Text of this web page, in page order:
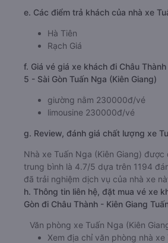
e. Các điểm trả khách của nhà xe
Hà Tiên
Rạch Giá
f. Giá vé giá xe khách đi Châu
5 - Sài Gòn Tuấn Nga (Kiên Giang)
giường nằm 230000đ/vé
limousine 230000đ/vé
g. Review, đánh giá chất lượng xe
Nhà xe Tuấn Nga (Kiên Giang) được
trung bình là 4.7/5 dựa trên 1194
đã trải nghiệm dịch vụ của nhà xe
h. Thông tin liên hệ, đặt mua vé xe
Gòn đi Châu Thành - Kiên Giang
Văn phòng xe Tuấn Nga (Kiên
Xem địa chỉ văn phòng nhà xe